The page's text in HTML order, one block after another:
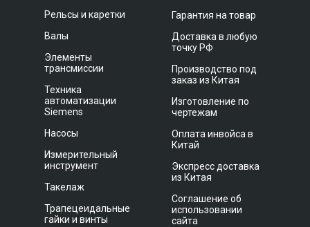
Рельсы и каретки
Валы
Элементы
трансмиссии
Техника
автоматизации
Siemens
Насосы
Измерительный
инструмент
Такелаж
Трапецеидальные
гайки и винты
Гарантия на товар
Доставка в любую
точку РФ
Производство под
заказ из Китая
Изготовление по
чертежам
Оплата инвойса в
Китай
Экспресс доставка
из Китая
Соглашение об
использовании
сайта